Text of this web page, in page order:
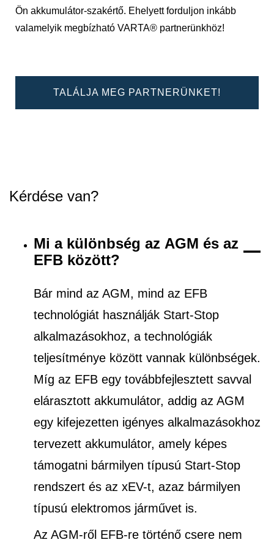
Ön akkumulátor-szakértő. Ehelyett forduljon inkább
valamelyik megbízható VARTA® partnerünkhöz!
TALÁLJA MEG PARTNERÜNKET!
Kérdése van?
Mi a különbség az AGM és az
EFB között?
Bár mind az AGM, mind az EFB
technológiát használják Start-Stop
alkalmazásokhoz, a technológiák
teljesítménye között vannak különbségek.
Míg az EFB egy továbbfejlesztett savval
elárasztott akkumulátor, addig az AGM
egy kifejezetten igényes alkalmazásokhoz
tervezett akkumulátor, amely képes
támogatni bármilyen típusú Start-Stop
rendszert és az xEV-t, azaz bármilyen
típusú elektromos járművet is.
Az AGM-ről EFB-re történő csere nem